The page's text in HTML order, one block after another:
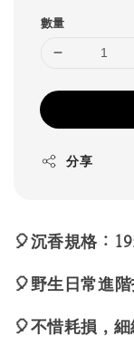
數量
分享
🎈沉香規格：
🎈野生日常進
🎈不惜耗損，